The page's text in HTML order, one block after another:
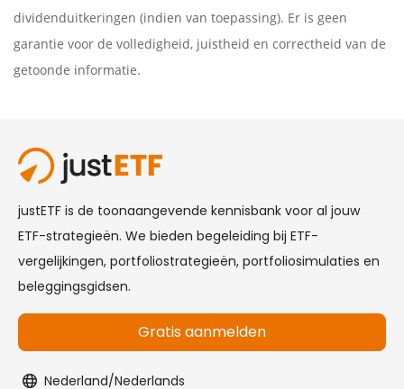
dividenduitkeringen (indien van toepassing). Er is geen
garantie voor de volledigheid, juistheid en correctheid van de
getoonde informatie.